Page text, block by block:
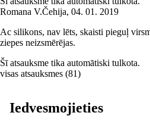
Romana V.Čehija, 04. 01. 2019
Ac silikons, nav lēts, skaisti pieguļ
ziepes neizsmērējas.
Šī atsauksme tika automātiski tulkota.
visas atsauksmes (81)
Iedvesmojieties